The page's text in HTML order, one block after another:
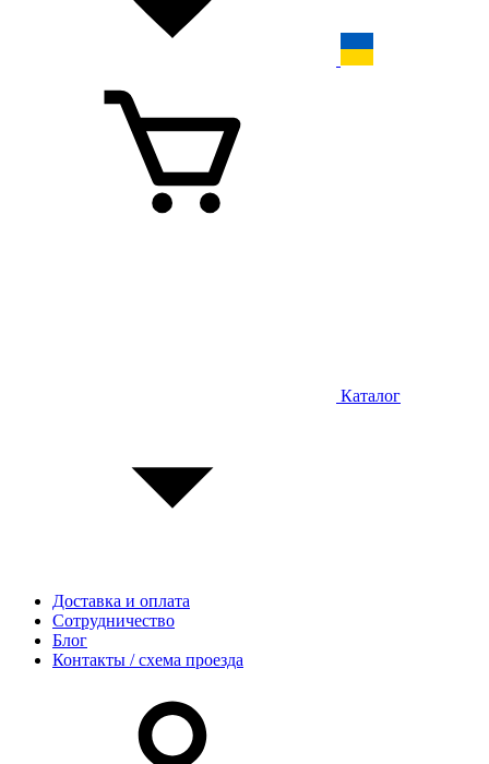
Каталог
Доставка и оплата
Сотрудничество
Блог
Контакты / схема проезда